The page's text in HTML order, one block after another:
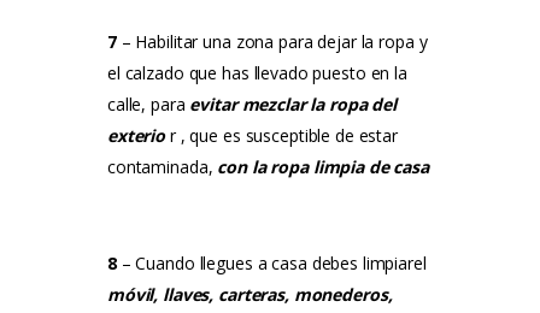
7– Habilitar una zona para dejar la ropa y
el calzado que has llevado puesto en la
calle, para evitar mezclar la ropa del
exterior, que es susceptible de estar
contaminada, con la ropa limpia de casa
8– Cuando llegues a casa debes limpiarel
móvil, llaves, carteras, monederos,